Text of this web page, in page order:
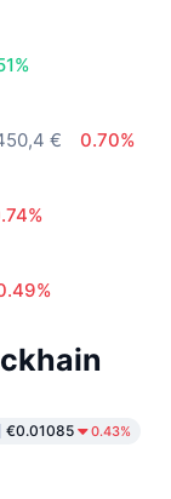
€
0.70%
€0.01085 0.43%